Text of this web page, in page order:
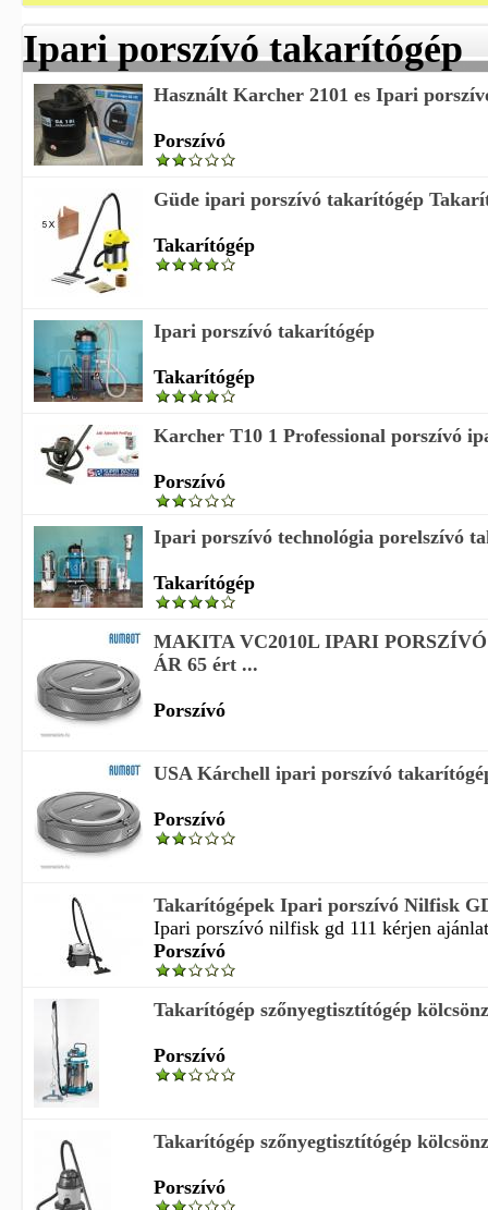
Ipari porszívó takarítógép
Használt Karcher 2101 es Ipari
Porszívó
Güde ipari porszívó takarítógép
Takarítógép
Ipari porszívó takarítógép
Takarítógép
Karcher T10 1 Professional porszívó
Porszívó
Ipari porszívó technológia porelszívó
Takarítógép
MAKITA VC2010L IPARI
ÁR 65 ért ...
Porszívó
USA Kárchell ipari porszívó
Porszívó
Takarítógépek Ipari porszívó Nilfisk
Ipari porszívó nilfisk gd 111 kérjen
Porszívó
Takarítógép szőnyegtisztítógép
Porszívó
Takarítógép szőnyegtisztítógép
Porszívó